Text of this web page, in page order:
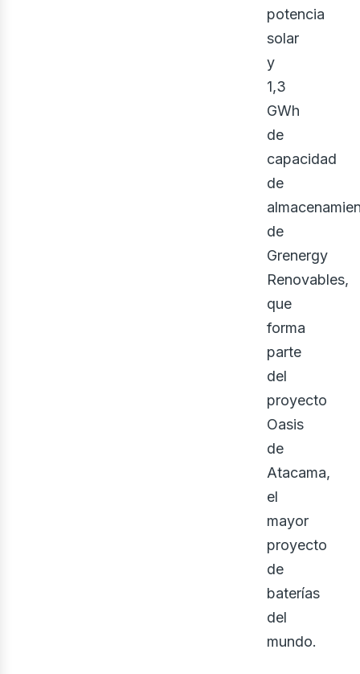
potencia
solar
y
1,3
GWh
de
capacidad
de
de
Grenergy
Renovables,
que
forma
parte
del
proyecto
Oasis
de
Atacama,
el
mayor
proyecto
de
baterías
del
mundo.